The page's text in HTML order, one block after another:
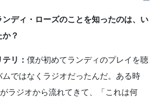
ンディ・ローズのことを知ったのは、い
？
リ： 僕が初めてランディのプレイを聴
ではなくラジオだったんだ。ある時
ラジオから流れてきて、「これは何